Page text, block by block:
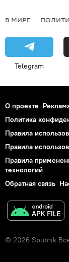
В МИРЕ
Telegram
О проекте
Политика
Правила
Правила
Правила
технологий
Обратная связь
© 2026 Sputnik